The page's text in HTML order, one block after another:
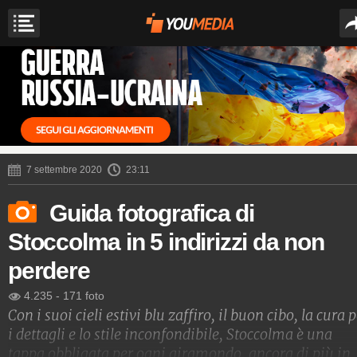
7 settembre 2020 23:11
Guida fotografica di
Stoccolma in 5 indirizzi da non
perdere
4.235 - 171 foto
Con i suoi cieli estivi blu zaffiro, il buon cibo, la cura
i dettagli e lo stile inconfondibile, Stoccolma è una
tappa obbligata per ogni giramondo, ancora di più in